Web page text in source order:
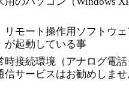
リモート操作用ソフトウ
が起動している事
時接続環境（アナログ電
信サービスはお勧めしま